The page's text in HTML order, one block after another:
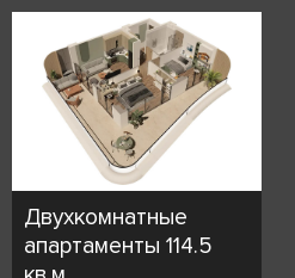
Двухкомнатные
апартаменты 114.5